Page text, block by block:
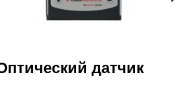
датчик